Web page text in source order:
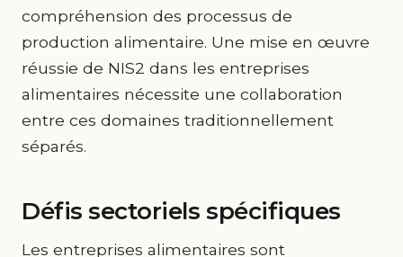
compréhension des processus de
production alimentaire. Une mise en œuvre
réussie de NIS2 dans les entreprises
alimentaires nécessite une collaboration
entre ces domaines traditionnellement
séparés.
Défis sectoriels spécifiques
Les entreprises alimentaires sont